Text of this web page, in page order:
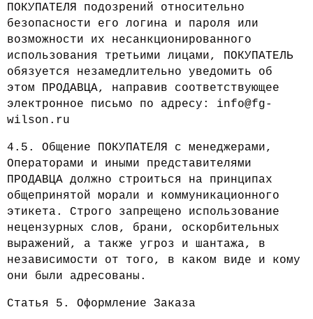
ПОКУПАТЕЛЯ подозрений относительно
безопасности его логина и пароля или
возможности их несанкционированного
использования третьими лицами, ПОКУПАТЕЛЬ
обязуется незамедлительно уведомить об
этом ПРОДАВЦА, направив соответствующее
электронное письмо по адресу: info@fg-
wilson.ru
4.5. Общение ПОКУПАТЕЛЯ с менеджерами,
Операторами и иными представителями
ПРОДАВЦА должно строиться на принципах
общепринятой морали и коммуникационного
этикета. Строго запрещено использование
нецензурных слов, брани, оскорбительных
выражений, а также угроз и шантажа, в
независимости от того, в каком виде и кому
они были адресованы.
Статья 5. Оформление Заказа